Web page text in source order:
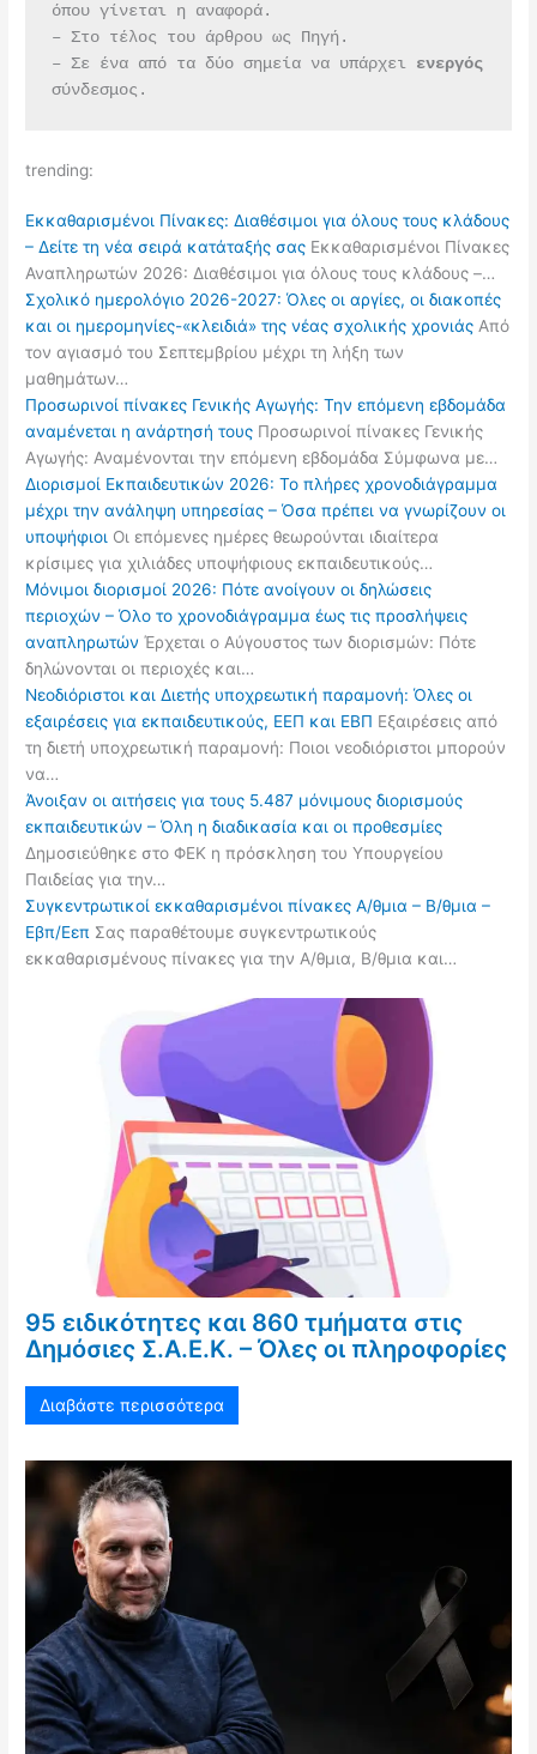
όπου γίνεται η αναφορά.
– Στο τέλος του άρθρου ως Πηγή.
– Σε ένα από τα δύο σημεία να υπάρχει
σύνδεσμος.
trending:
Εκκαθαρισμένοι Πίνακες: Διαθέσιμοι για όλους τους κλάδους
– Δείτε τη νέα σειρά κατάταξής σας Εκκαθαρισμένοι Πίνακες
Αναπληρωτών 2026: Διαθέσιμοι για όλους τους κλάδους –…
Σχολικό ημερολόγιο 2026-2027: Όλες οι αργίες, οι διακοπές
και οι ημερομηνίες-«κλειδιά» της νέας σχολικής χρονιάς Από
τον αγιασμό του Σεπτεμβρίου μέχρι τη λήξη των
μαθημάτων…
Προσωρινοί πίνακες Γενικής Αγωγής: Την επόμενη εβδομάδα
αναμένεται η ανάρτησή τους Προσωρινοί πίνακες Γενικής
Αγωγής: Αναμένονται την επόμενη εβδομάδα Σύμφωνα με…
Διορισμοί Εκπαιδευτικών 2026: Το πλήρες χρονοδιάγραμμα
μέχρι την ανάληψη υπηρεσίας – Όσα πρέπει να γνωρίζουν οι
υποψήφιοι Οι επόμενες ημέρες θεωρούνται ιδιαίτερα
κρίσιμες για χιλιάδες υποψήφιους εκπαιδευτικούς…
Μόνιμοι διορισμοί 2026: Πότε ανοίγουν οι δηλώσεις
περιοχών – Όλο το χρονοδιάγραμμα έως τις προσλήψεις
αναπληρωτών Έρχεται ο Αύγουστος των διορισμών: Πότε
δηλώνονται οι περιοχές και…
Νεοδιόριστοι και Διετής υποχρεωτική παραμονή: Όλες οι
εξαιρέσεις για εκπαιδευτικούς, ΕΕΠ και ΕΒΠ Εξαιρέσεις από
τη διετή υποχρεωτική παραμονή: Ποιοι νεοδιόριστοι μπορούν
να…
Άνοιξαν οι αιτήσεις για τους 5.487 μόνιμους διορισμούς
εκπαιδευτικών – Όλη η διαδικασία και οι προθεσμίες
Δημοσιεύθηκε στο ΦΕΚ η πρόσκληση του Υπουργείου
Παιδείας για την…
Συγκεντρωτικοί εκκαθαρισμένοι πίνακες Α/θμια – Β/θμια –
Εβπ/Εεπ Σας παραθέτουμε συγκεντρωτικούς
εκκαθαρισμένους πίνακες για την Α/θμια, Β/θμια και…
95 ειδικότητες και 860 τμήματα στις
Δημόσιες Σ.Α.Ε.Κ. – Όλες οι πληροφορίες
Διαβάστε περισσότερα